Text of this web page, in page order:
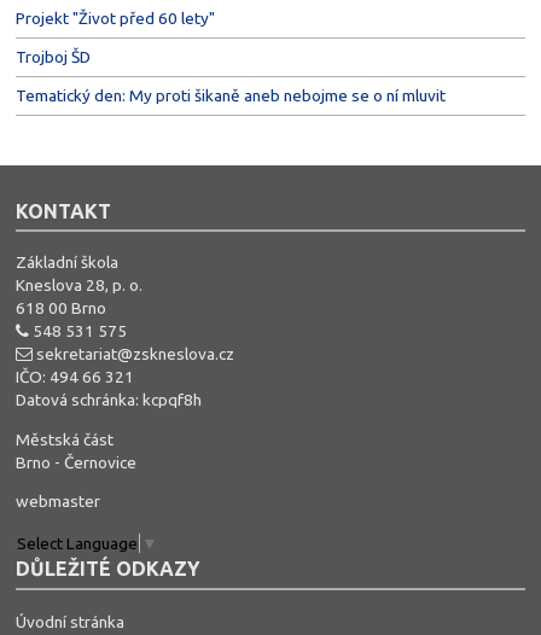
Projekt "Život před 60 lety"
Trojboj ŠD
Tematický den: My proti šikaně aneb nebojme se o ní mluvit
KONTAKT
Základní škola
Kneslova 28, p. o.
618 00 Brno
548 531 575
sekretariat@zskneslova.cz
IČO: 494 66 321
Datová schránka: kcpqf8h
Městská část
Brno - Černovice
webmaster
Select Language ▼
DŮLEŽITÉ ODKAZY
Úvodní stránka